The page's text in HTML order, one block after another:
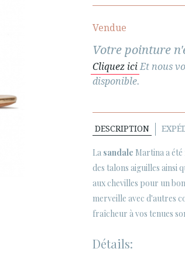
Vendue
Votre pointure
Cliquez iciEt nous
disponible.
DESCRIPTION
La sandale Martina a
des talons aiguilles ainsi
aux chevilles pour un
merveille avec d'autres
fraîcheur à vos tenues
Détails: